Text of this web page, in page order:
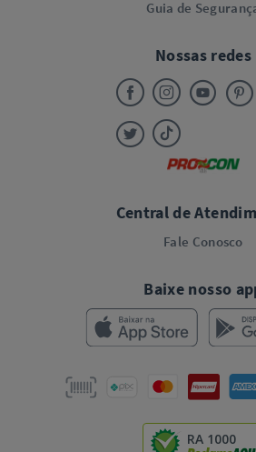
Guia de
Nossas redes
Central de
Fale Conosco
Baixe nosso
RA 1000